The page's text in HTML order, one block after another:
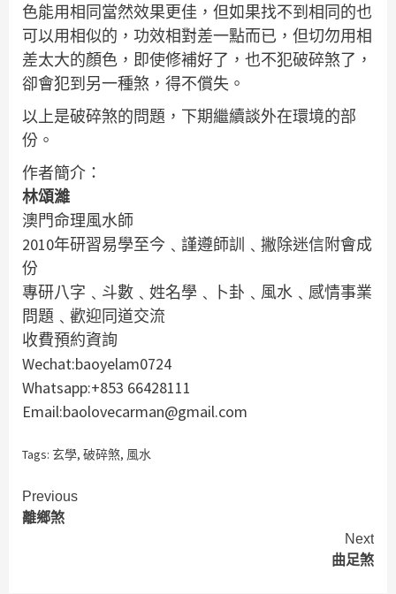
色能用相同當然效果更佳，但如果找不到相同的也
可以用相似的，功效相對差一點而已，但切勿用相
差太大的顏色，即使修補好了，也不犯破碎煞了，
卻會犯到另一種煞，得不償失。
以上是破碎煞的問題，下期繼續談外在環境的部
份。
作者簡介：
林頌濰
澳門命理風水師
2010年研習易學至今﹑謹遵師訓﹑撇除迷信附會成
份
專研八字﹑斗數﹑姓名學﹑卜卦﹑風水﹑感情事業
問題﹑歡迎同道交流
收費預約資詢
Wechat:baoyelam0724
Whatsapp:+853 66428111
Email:baolovecarman@gmail.com
Tags: 玄學, 破碎煞, 風水
Continue
Reading
Previous
離鄉煞
Next
曲足煞